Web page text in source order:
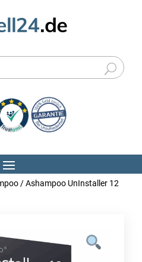
/ Ashampoo UnInstaller 12